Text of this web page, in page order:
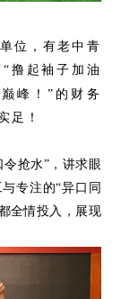
位，有老中青
撸起袖子加油
峰！”的财务
足！
令抢水”，讲求眼
专注的“异口同
全情投入，展现